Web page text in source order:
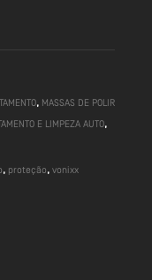
, MASSAS DE POLIR
E LIMPEZA AUTO,
, proteção , vonixx